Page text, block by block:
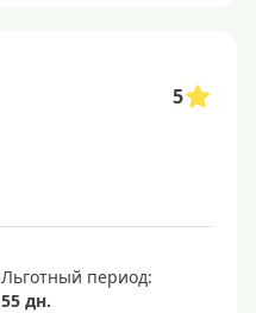
5
Льготный период:
55 дн.